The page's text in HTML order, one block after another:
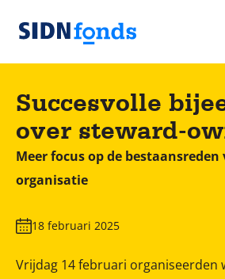
Sla de navigatie over en ga
SIDN
fonds
Succesvolle
over steward-
Meer focus op de bestaansreden
organisatie
18 februari 2025
Vrijdag 14 februari organiseerden